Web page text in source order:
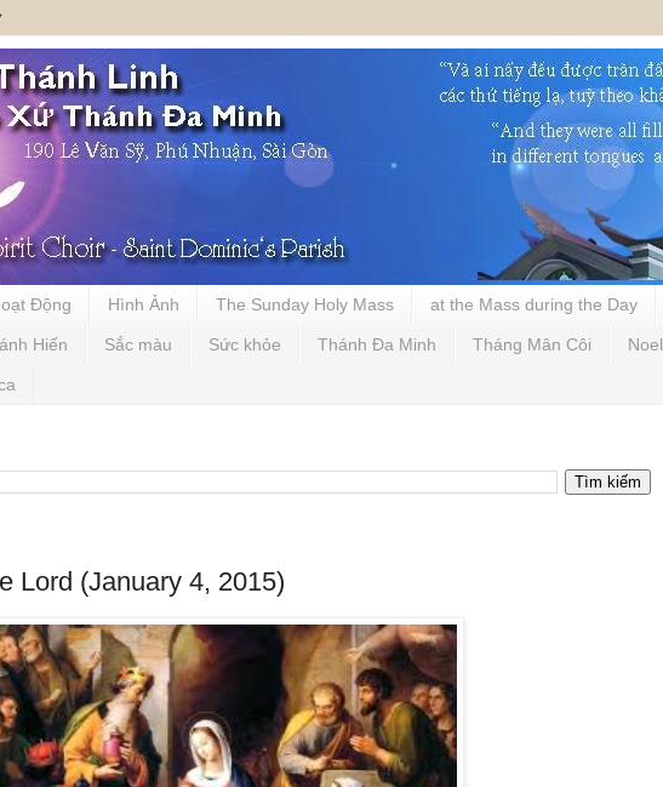
Động Hình Ảnh The Sunday Holy Mass at the Mass during the Day
Hiến Sắc màu Sức khỏe Thánh Đa Minh Tháng Mân Côi Noel
Lord (January 4, 2015)